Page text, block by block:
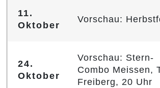
11.
Oktober
Vorschau:
24.
Oktober
Vorschau: Stern-
Combo Meissen,
Freiberg, 20 Uhr